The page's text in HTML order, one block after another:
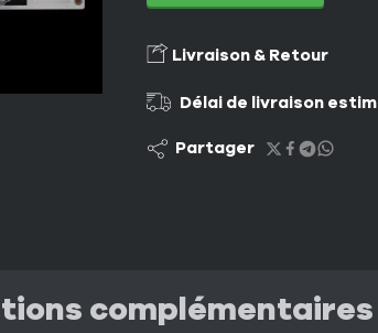
Livraison & Retour
Délai de livraison
Partager
complémentaires